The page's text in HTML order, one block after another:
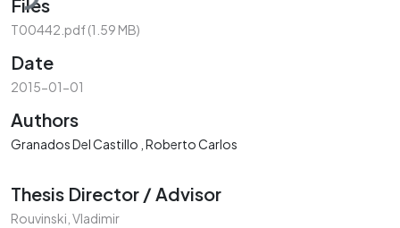
Files
T00442.pdf(1.59 MB)
Date
2015-01-01
Authors
Granados Del Castillo , Roberto Carlos
Thesis Director / Advisor
Rouvinski, Vladimir